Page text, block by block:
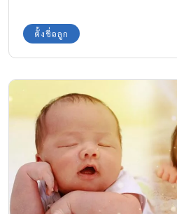
ตั้งชื่อลูก